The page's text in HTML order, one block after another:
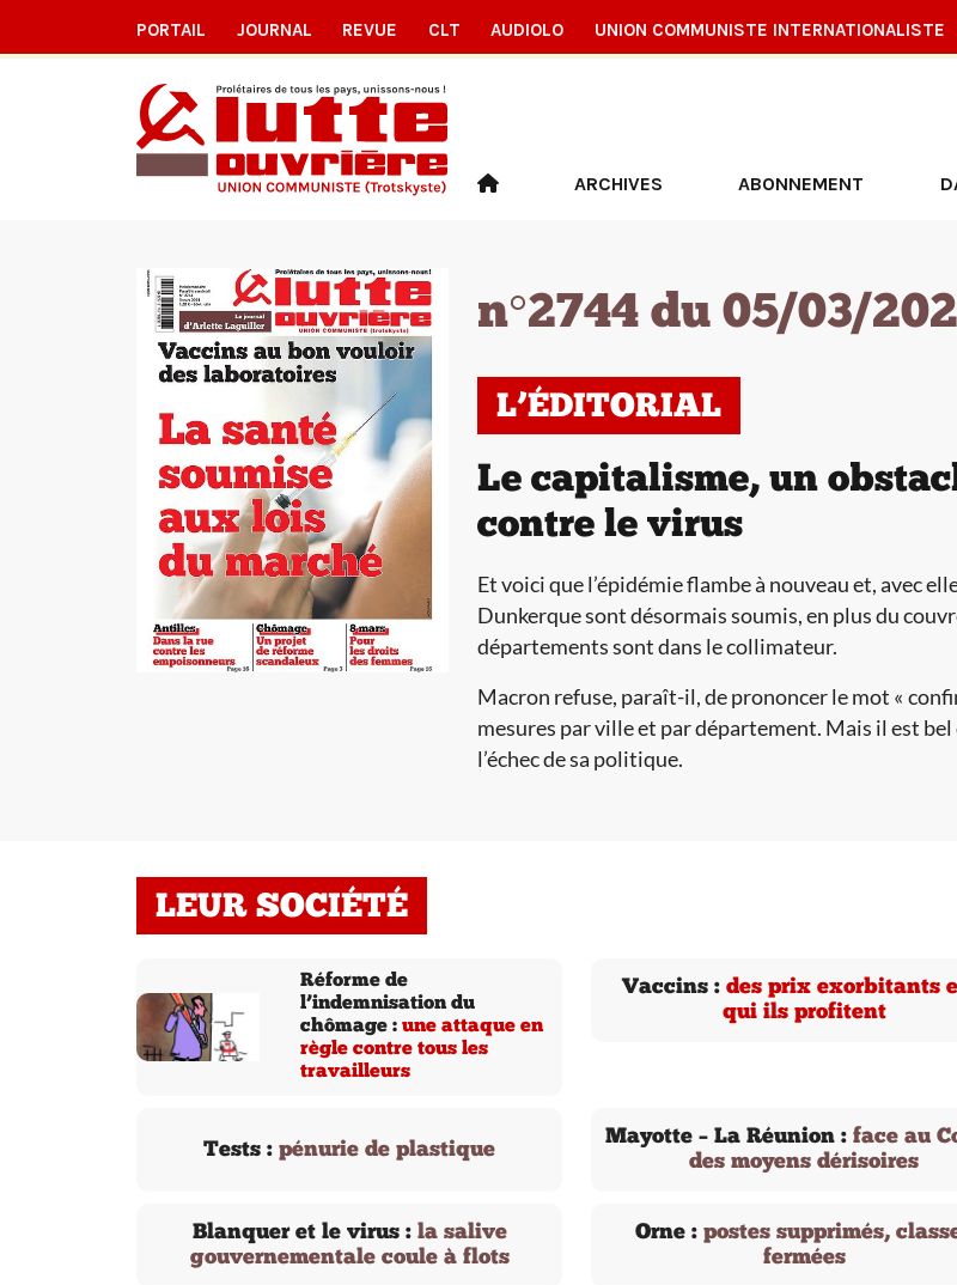
PORTAIL JOURNAL REVUE CLT AUDIOLO UNION COMMUNISTE INTERNATIONALISTE
ARCHIVES ABONNEMENT
n°2744 du 05/03/
L’ÉDITORIAL
Le capitalisme, un
contre le virus
Et voici que l’épidémie flambe à nouveau et, avec
Dunkerque sont désormais soumis, en plus du
départements sont dans le collimateur.
Macron refuse, paraît-il, de prononcer le mot «
mesures par ville et par département. Mais il est
l’échec de sa politique.
LEUR SOCIÉTÉ
Réforme de
l’indemnisation du
chômage : une attaque en
règle contre tous les
travailleurs
Vaccins : des prix exorbitants
qui ils profitent
Tests : pénurie de plastique
Mayotte – La Réunion : face au
des moyens dérisoires
Blanquer et le virus : la salive
gouvernementale coule à flots
Orne : postes supprimés,
fermées